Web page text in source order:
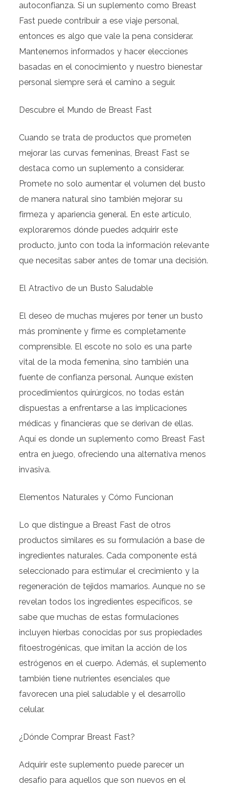
autoconfianza. Si un suplemento como Breast
Fast puede contribuir a ese viaje personal,
entonces es algo que vale la pena considerar.
Mantenernos informados y hacer elecciones
basadas en el conocimiento y nuestro bienestar
personal siempre será el camino a seguir.
Descubre el Mundo de Breast Fast
Cuando se trata de productos que prometen
mejorar las curvas femeninas, Breast Fast se
destaca como un suplemento a considerar.
Promete no solo aumentar el volumen del busto
de manera natural sino también mejorar su
firmeza y apariencia general. En este artículo,
exploraremos dónde puedes adquirir este
producto, junto con toda la información relevante
que necesitas saber antes de tomar una decisión.
El Atractivo de un Busto Saludable
El deseo de muchas mujeres por tener un busto
más prominente y firme es completamente
comprensible. El escote no solo es una parte
vital de la moda femenina, sino también una
fuente de confianza personal. Aunque existen
procedimientos quirúrgicos, no todas están
dispuestas a enfrentarse a las implicaciones
médicas y financieras que se derivan de ellas.
Aquí es donde un suplemento como Breast Fast
entra en juego, ofreciendo una alternativa menos
invasiva.
Elementos Naturales y Cómo Funcionan
Lo que distingue a Breast Fast de otros
productos similares es su formulación a base de
ingredientes naturales. Cada componente está
seleccionado para estimular el crecimiento y la
regeneración de tejidos mamarios. Aunque no se
revelan todos los ingredientes específicos, se
sabe que muchas de estas formulaciones
incluyen hierbas conocidas por sus propiedades
fitoestrogénicas, que imitan la acción de los
estrógenos en el cuerpo. Además, el suplemento
también tiene nutrientes esenciales que
favorecen una piel saludable y el desarrollo
celular.
¿Dónde Comprar Breast Fast?
Adquirir este suplemento puede parecer un
desafío para aquellos que son nuevos en el